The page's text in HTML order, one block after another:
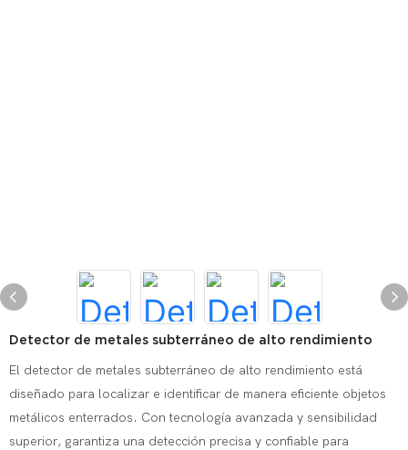
Detector de metales subterráneo de alto rendimiento
El detector de metales subterráneo de alto rendimiento está
diseñado para localizar e identificar de manera eficiente objetos
metálicos enterrados. Con tecnología avanzada y sensibilidad
superior, garantiza una detección precisa y confiable para